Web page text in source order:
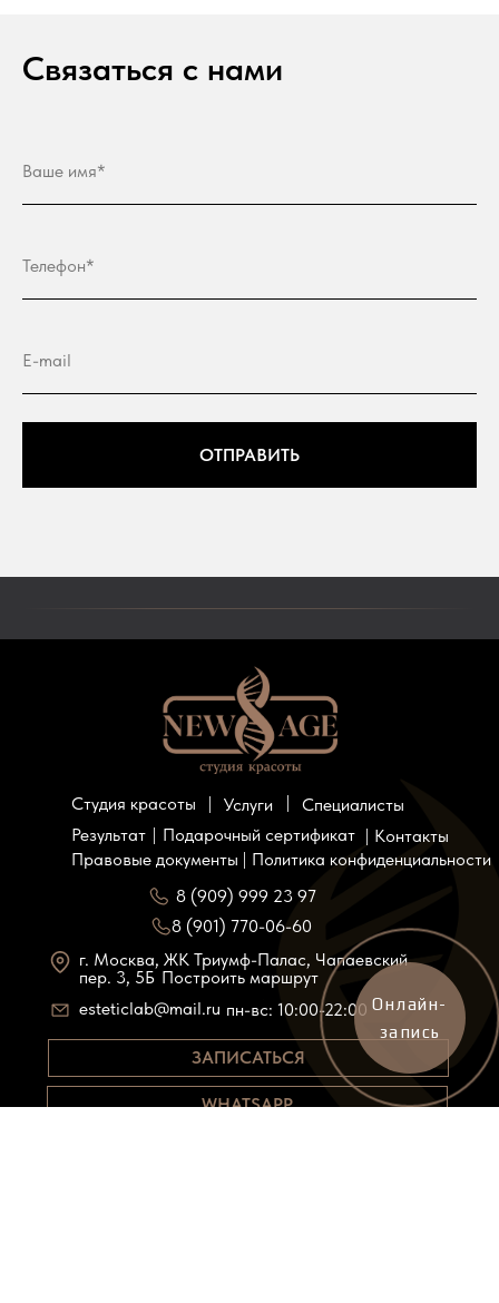
Связаться с нами
Ваше имя*
Телефон*
E-mail
ОТПРАВИТЬ
пн-вс: 10:00-22:00
Построить маршрут
8 (901) 770-06-60
esteticlab@mail.ru
8 (909) 999 23 97
г. Москва, ЖК Триумф-Палас, Чапаевский
пер. 3, 5Б
Студия красоты
WHATSAPP
Услуги
Специалисты
Контакты
ЗАПИСАТЬСЯ
Результат
Подарочный сертификат
Правовые документы
Политика конфиденциальности
Онлайн-
запись